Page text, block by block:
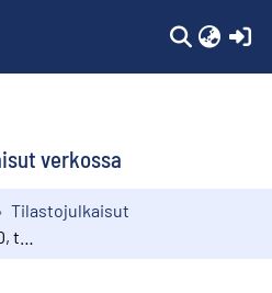
verkossa
Tilastojulkaisut